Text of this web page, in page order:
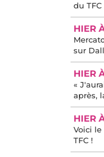
du TFC
HIER
sur
HIER
«
après,
HIER
Voici
TFC !